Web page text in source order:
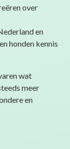
over
en
honden kennis
wat
meer
en